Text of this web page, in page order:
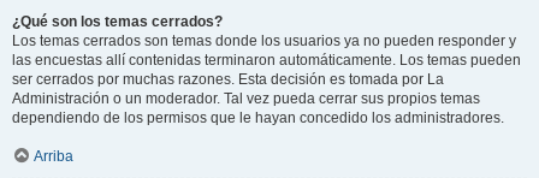
¿Qué son los temas cerrados?
Los temas cerrados son temas donde los usuarios ya no pueden responder y
las encuestas allí contenidas terminaron automáticamente. Los temas pueden
ser cerrados por muchas razones. Esta decisión es tomada por La
Administración o un moderador. Tal vez pueda cerrar sus propios temas
dependiendo de los permisos que le hayan concedido los administradores.
Arriba